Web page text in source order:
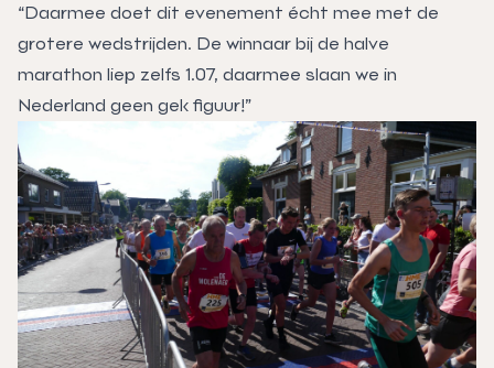
“Daarmee doet dit evenement écht mee met de
grotere wedstrijden. De winnaar bij de halve
marathon liep zelfs 1.07, daarmee slaan we in
Nederland geen gek figuur!”